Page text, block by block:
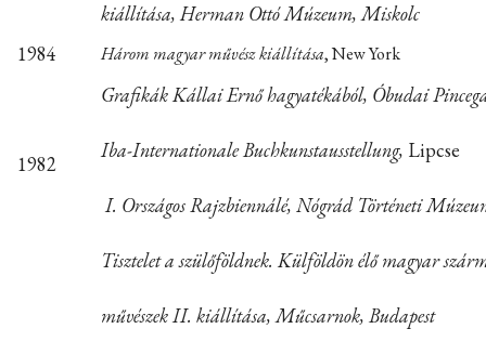
kiállítása, Herman Ottó Múzeum, Miskolc
1984
Három magyar művészkiállítása, New York
Grafikák Kállai Ernő hagyatékából, Óbudai
1982
Iba-Internationale Buchkunstausstellung, Lipcse
I. Országos Rajzbiennálé, Nógrád Történeti
Tisztelet a szülőföldnek. Külföldön élő magyar
művészek II. kiállítása, Műcsarnok, Budapest